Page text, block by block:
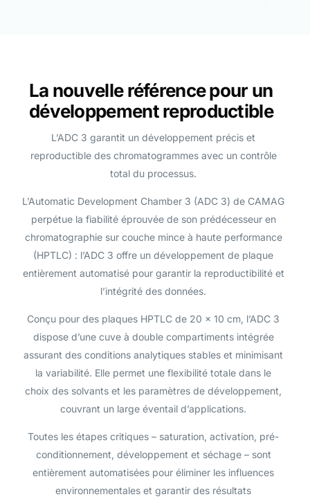
La nouvelle référence pour un
développement reproductible
L’ADC 3 garantit un développement précis et
reproductible des chromatogrammes avec un contrôle
total du processus.
L’Automatic Development Chamber 3 (ADC 3) de CAMAG
perpétue la fiabilité éprouvée de son prédécesseur en
chromatographie sur couche mince à haute performance
(HPTLC) : l’ADC 3 offre un développement de plaque
entièrement automatisé pour garantir la reproductibilité et
l’intégrité des données.
Conçu pour des plaques HPTLC de 20 x 10 cm, l’ADC 3
dispose d’une cuve à double compartiments intégrée
assurant des conditions analytiques stables et minimisant
la variabilité. Elle permet une flexibilité totale dans le
choix des solvants et les paramètres de développement,
couvrant un large éventail d’applications.
Toutes les étapes critiques – saturation, activation, pré-
conditionnement, développement et séchage – sont
entièrement automatisées pour éliminer les influences
environnementales et garantir des résultats
1
2
4
6
7
8
0
2
3
4
5
7
8
9